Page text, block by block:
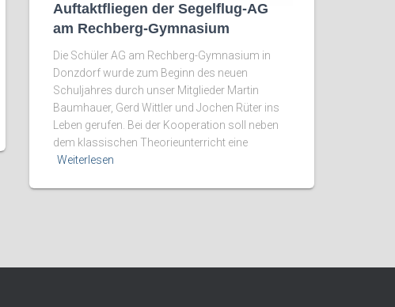
Auftaktfliegen der Segelflug-AG
am Rechberg-Gymnasium
Die Schüler AG am Rechberg-Gymnasium in
Donzdorf wurde zum Beginn des neuen
Schuljahres durch unser Mitglieder Martin
Baumhauer, Gerd Wittler und Jochen Rüter ins
Leben gerufen. Bei der Kooperation soll neben
dem klassischen Theorieunterricht eine
Weiterlesen